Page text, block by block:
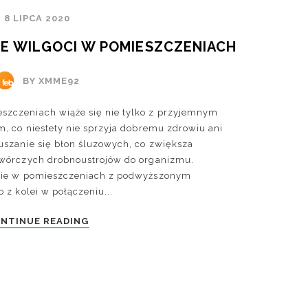
8 LIPCA 2020
WILGOCI W POMIESZCZENIACH
BY XMME92
wiąże się nie tylko z przyjemnym
co niestety nie sprzyja dobremu zdrowiu ani
się błon śluzowych, co zwiększa
drobnoustrojów do organizmu.
w pomieszczeniach z podwyższonym
z kolei w połączeniu...
READING